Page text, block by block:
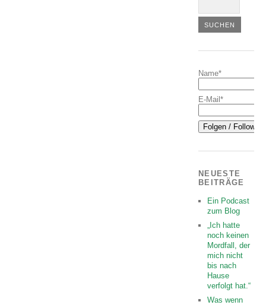
Name*
E-Mail*
NEUESTE
BEITRÄGE
Ein Podcast
zum Blog
„Ich hatte
noch keinen
Mordfall, der
mich nicht
bis nach
Hause
verfolgt hat.“
Was wenn